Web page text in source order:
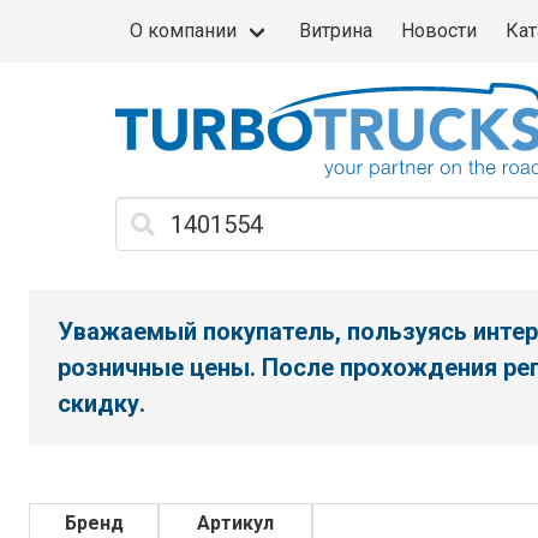
О компании Витрина Новости
Уважаемый покупатель, пользуясь
розничные цены. После прохождения
скидку.
Бренд Артикул